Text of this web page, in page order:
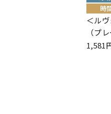
＜ル
（プ
1,581